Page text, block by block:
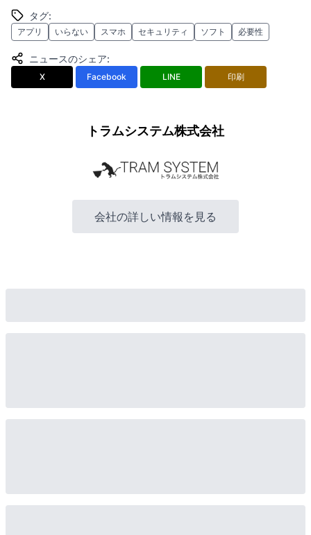
タグ:
アプリ いらない スマホ セキュリティ ソフト 必要性
ニュースのシェア:
X Facebook LINE 印刷
トラムシステム株式会社
会社の詳しい情報を見る